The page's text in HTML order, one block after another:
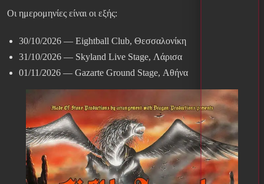
Οι ημερομηνίες είναι οι εξής:
30/10/2026 — Eightball Club, Θεσσαλονίκη
31/10/2026 — Skyland Live Stage, Λάρισα
01/11/2026 — Gazarte Ground Stage, Αθήνα